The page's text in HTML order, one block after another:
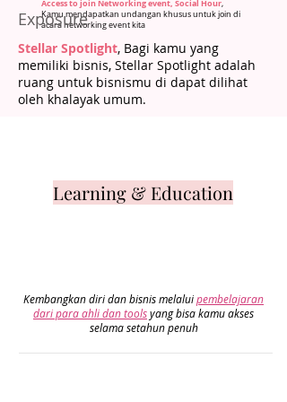
Access to join Networking event, Social Hour,
Kamu mendapatkan undangan khusus untuk join di
acara networking event kita
Exposure
Stellar Spotlight, Bagi kamu yang
memiliki bisnis, Stellar Spotlight adalah
ruang untuk bisnismu di dapat dilihat
oleh khalayak umum.
Learning & Education
Kembangkan diri dan bisnis melaluipembelajaran
dari para ahli dan toolsyang bisa kamu akses
selama setahun penuh